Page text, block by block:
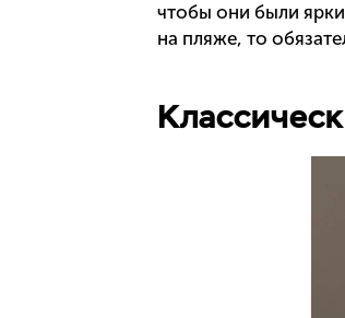
чтобы они были
на пляже, то